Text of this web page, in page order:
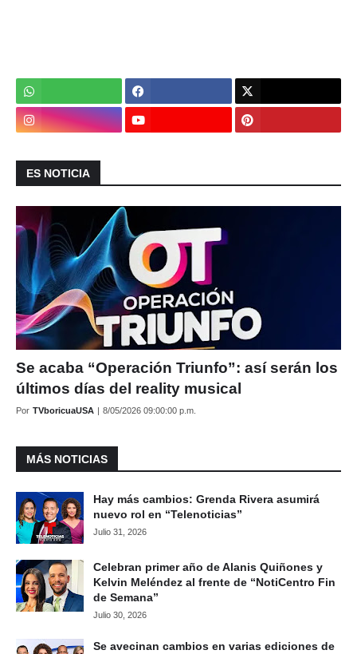
ES NOTICIA
Se acaba “Operación Triunfo”: así serán los
últimos días del reality musical
Por TVboricuaUSA 8/05/2026 09:00:00 p.m.
MÁS NOTICIAS
Hay más cambios: Grenda Rivera asumirá
nuevo rol en “Telenoticias”
Julio 31, 2026
Celebran primer año de Alanis Quiñones y
Kelvin Meléndez al frente de “NotiCentro Fin
de Semana”
Julio 30, 2026
Se avecinan cambios en varias ediciones de